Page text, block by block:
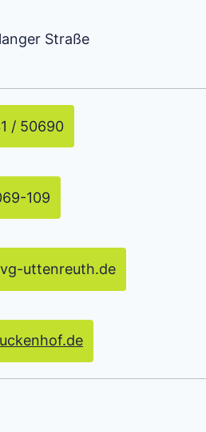
Straße
/ 50690
109
vg-uttenreuth.de